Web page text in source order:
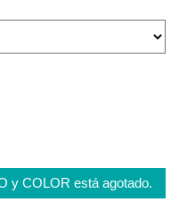
y COLOR está agotado.